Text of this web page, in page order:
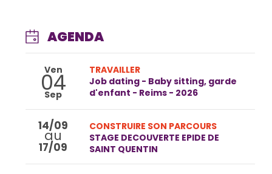
AGENDA
Ven
04
Sep
TRAVAILLER
Job dating - Baby sitting, garde
d'enfant - Reims - 2026
14/09
au
17/09
CONSTRUIRE SON PARCOURS
STAGE DECOUVERTE EPIDE DE
SAINT QUENTIN